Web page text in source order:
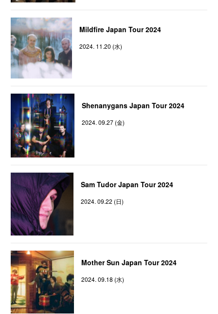
Mildfire Japan Tour 2024
2024. 11.20 (水)
Shenanygans Japan Tour 2024
2024. 09.27 (金)
Sam Tudor Japan Tour 2024
2024. 09.22 (日)
Mother Sun Japan Tour 2024
2024. 09.18 (水)